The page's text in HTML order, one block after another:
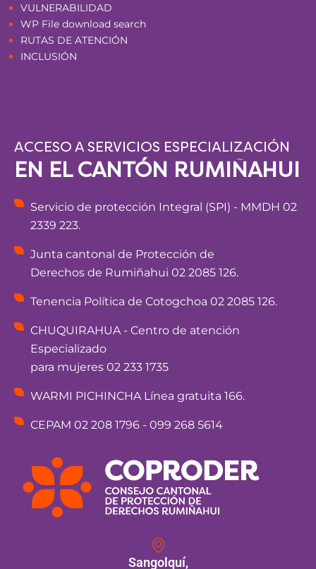
VULNERABILIDAD
WP File download search
RUTAS DE ATENCIÓN
INCLUSIÓN
ACCESO A SERVICIOS ESPECIALIZACIÓN
EN EL CANTÓN RUMIÑAHUI
Servicio de protección Integral (SPI) - MMDH 02
2339 223.
Junta cantonal de Protección de
Derechos de Rumiñahui 02 2085 126.
Tenencia Política de Cotogchoa 02 2085 126.
CHUQUIRAHUA - Centro de atención
Especializado
para mujeres 02 233 1735
WARMI PICHINCHA Línea gratuita 166.
CEPAM 02 208 1796 - 099 268 5614
Sangolquí,